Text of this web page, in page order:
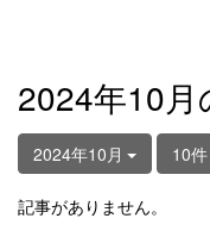
2024年10月
2024年10月 10件
記事がありません。